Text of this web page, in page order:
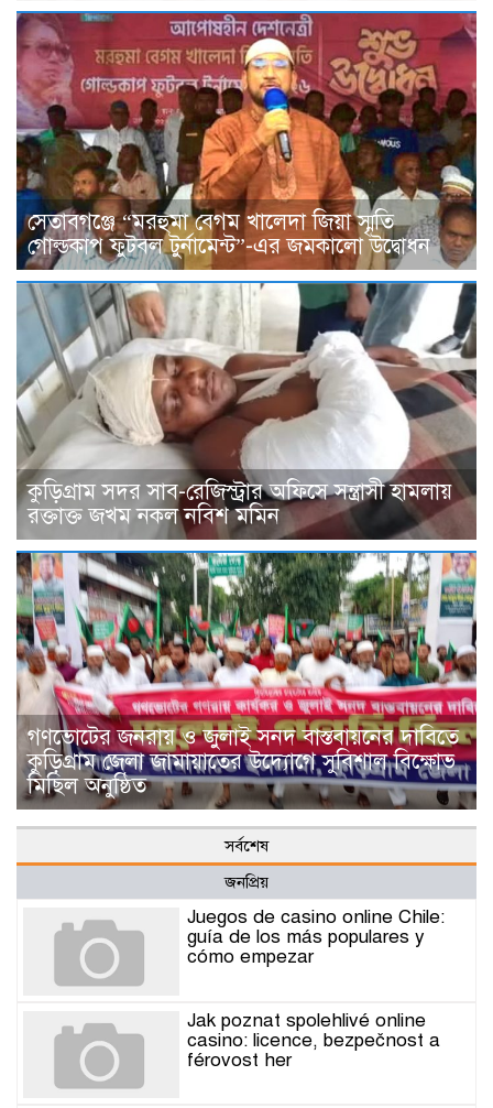
সেতাবগঞ্জে “মরহুমা বেগম খালেদা জিয়া স্মৃতি
গোল্ডকাপ ফুটবল টুর্নামেন্ট”-এর জমকালো উদ্বোধন
কুড়িগ্রাম সদর সাব-রেজিস্ট্রার অফিসে সন্ত্রাসী হামলায়
রক্তাক্ত জখম নকল নবিশ মমিন
গণভোটের জনরায় ও জুলাই সনদ বাস্তবায়নের দাবিতে
কুড়িগ্রাম জেলা জামায়াতের উদ্যোগে সুবিশাল বিক্ষোভ
মিছিল অনুষ্ঠিত
সর্বশেষ
জনপ্রিয়
Juegos de casino online Chile:
guía de los más populares y
cómo empezar
Jak poznat spolehlivé online
casino: licence, bezpečnost a
férovost her